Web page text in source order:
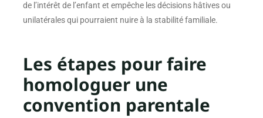
de l’intérêt de l’enfant et empêche les décisions hâtives ou
unilatérales qui pourraient nuire à la stabilité familiale.
Les étapes pour faire
homologuer une
convention parentale